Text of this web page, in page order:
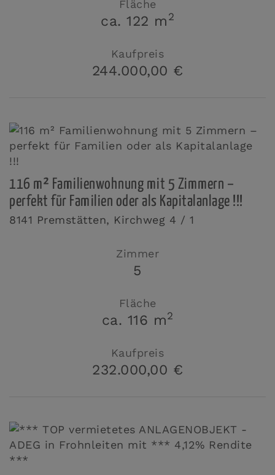
Fläche
ca. 122 m 2
Kaufpreis
244.000,00 €
116 m² Familienwohnung mit 5 Zimmern –
perfekt für Familien oder als Kapitalanlage !!!
8141 Premstätten, Kirchweg 4 / 1
Zimmer
5
Fläche
ca. 116 m2
Kaufpreis
232.000,00 €